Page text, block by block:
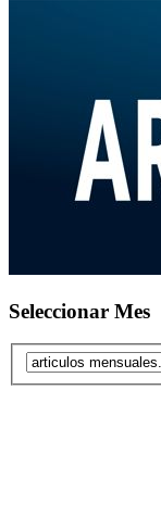
Seleccionar Mes